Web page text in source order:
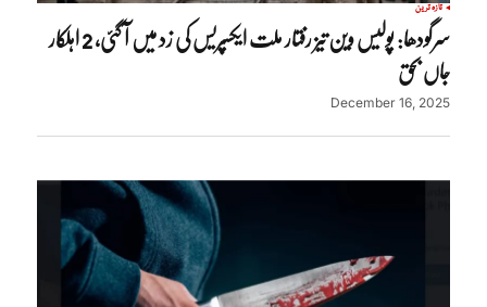
تازہ ترین
سرگودھا: پولیس وین تیز رفتار ملت ایکسپریس کی زد میں آ گئی، 2 اہلکار
جاں بحق
December 16, 2025